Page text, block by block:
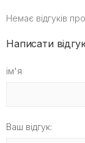
Немає відгуків
Написати
ім'я
Ваш відгук: